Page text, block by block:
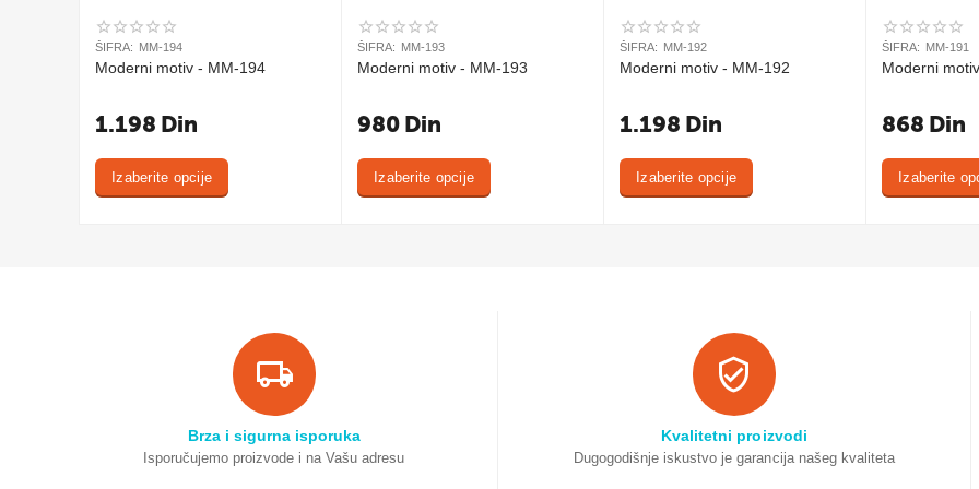
ŠIFRA: MM-194
Moderni motiv - MM-194
1.198 Din
Izaberite opcije
ŠIFRA: MM-193
Moderni motiv - MM-193
980 Din
Izaberite opcije
ŠIFRA: MM-192
Moderni motiv - MM-192
1.198 Din
Izaberite opcije
ŠIFRA: MM-191
Moderni
868 Din
Izaberite
Brza i sigurna isporuka
Isporučujemo proizvode i na Vašu adresu
Kvalitetni proizvodi
Dugogodišnje iskustvo je garancija našeg kvaliteta